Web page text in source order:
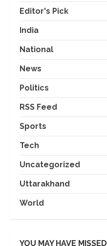
Editor's Pick
India
National
News
Politics
RSS Feed
Sports
Tech
Uncategorized
Uttarakhand
World
YOU MAY HAVE MISSED